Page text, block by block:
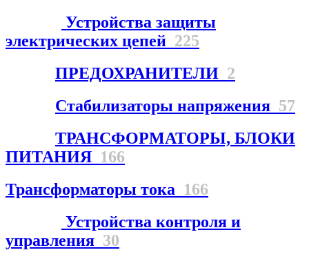
Устройства защиты
электрических цепей 225
ПРЕДОХРАНИТЕЛИ 2
Стабилизаторы напряжения 57
ТРАНСФОРМАТОРЫ, БЛОКИ
ПИТАНИЯ 166
Трансформаторы тока 166
Устройства контроля и
управления 30